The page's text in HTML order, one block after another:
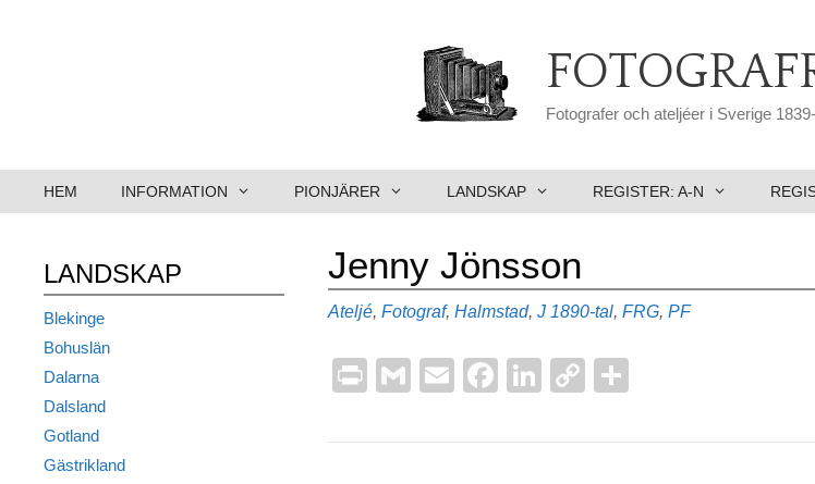
Fotografer och ateljéer i Sverige
HEM INFORMATION PIONJÄRER LANDSKAP REGISTER: A-N
Jenny Jönsson
Kategorier
Ateljé, Fotograf, Halmstad, J Etiketter
1890-tal, FRG, PF
Pr
t
G
ail
E
ail
F
c
Li
k
C
p
a
LANDSKAP
Blekinge
Bohuslän
Dalarna
Dalsland
Gotland
Gästrikland